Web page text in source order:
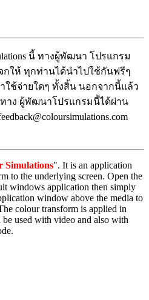
นี้ ทางผู้พัฒนา โปรแกรม
จกให้ ทุกท่านได้นำไปใช้กันฟรีๆ
ใช้จ่ายใดๆ ทั้งสิ้น นอกจากนี้แล้ว
าง ผู้พัฒนาโปรแกรมนี้ได้ผ่าน
Simulations". It is an application
to the underlying screen. Open the
windows application then simply
window above the media to
colour transform is applied in
used with video and also with